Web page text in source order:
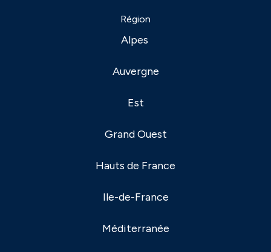
Région
Alpes
Auvergne
Est
Grand Ouest
Hauts de France
Ile-de-France
Méditerranée